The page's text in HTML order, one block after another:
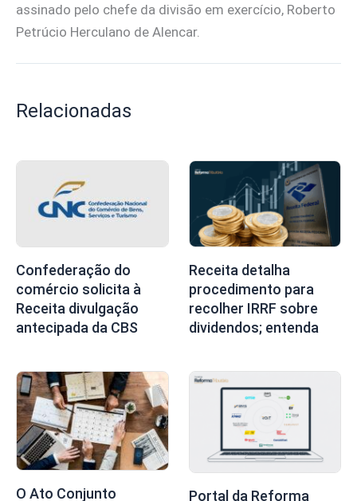
assinado pelo chefe da divisão em exercício, Roberto
Petrúcio Herculano de Alencar.
Relacionadas
Confederação do
comércio solicita à
Receita divulgação
antecipada da CBS
Receita detalha
procedimento para
recolher IRRF sobre
dividendos; entenda
O Ato Conjunto Portal da Reforma